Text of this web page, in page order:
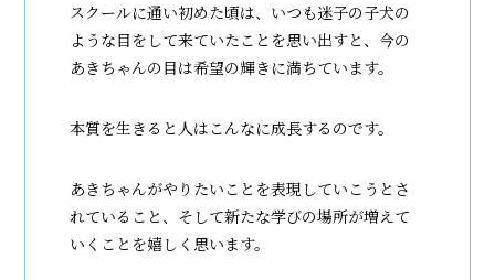
スクールに通い初めた頃は、いつも迷子の子犬の
ような目をして来ていたことを思い出すと、今の
あきちゃんの目は希望の輝きに満ちています。
本質を生きると人はこんなに成長するのです。
あきちゃんがやりたいことを表現していこうとさ
れていること、そして新たな学びの場所が増えて
いくことを嬉しく思います。